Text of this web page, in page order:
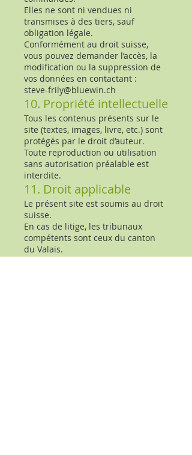
Elles ne sont ni vendues ni
transmises à des tiers, sauf
obligation légale.
Conformément au droit suisse,
vous pouvez demander l’accès, la
modification ou la suppression de
vos données en contactant :
steve-frily@bluewin.ch
10. Propriété intellectuelle
Tous les contenus présents sur le
site (textes, images, livre, etc.) sont
protégés par le droit d’auteur.
Toute reproduction ou utilisation
sans autorisation préalable est
interdite.
11. Droit applicable
Le présent site est soumis au droit
suisse.
En cas de litige, les tribunaux
compétents sont ceux du canton
du Valais.